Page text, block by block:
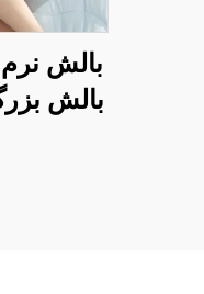
بالش